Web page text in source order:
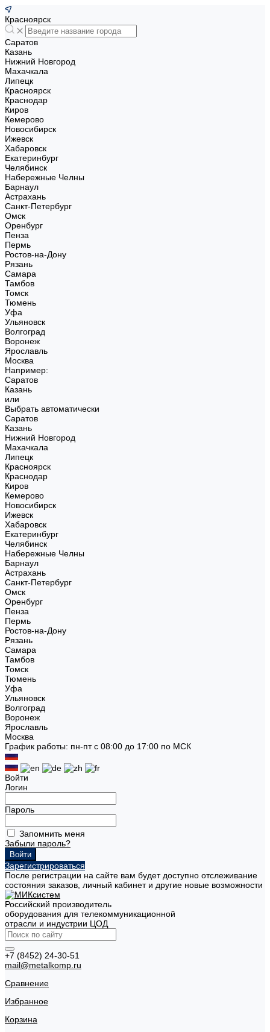
Красноярск
Саратов
Казань
Нижний Новгород
Махачкала
Липецк
Красноярск
Краснодар
Киров
Кемерово
Новосибирск
Ижевск
Хабаровск
Екатеринбург
Челябинск
Набережные Челны
Барнаул
Астрахань
Санкт-Петербург
Омск
Оренбург
Пенза
Пермь
Ростов-на-Дону
Рязань
Самара
Тамбов
Томск
Тюмень
Уфа
Ульяновск
Волгоград
Воронеж
Ярославль
Москва
Например:
Саратов
Казань
или
Выбрать автоматически
Саратов
Казань
Нижний Новгород
Махачкала
Липецк
Красноярск
Краснодар
Киров
Кемерово
Новосибирск
Ижевск
Хабаровск
Екатеринбург
Челябинск
Набережные Челны
Барнаул
Астрахань
Санкт-Петербург
Омск
Оренбург
Пенза
Пермь
Ростов-на-Дону
Рязань
Самара
Тамбов
Томск
Тюмень
Уфа
Ульяновск
Волгоград
Воронеж
Ярославль
Москва
График работы: пн-пт с 08:00 до 17:00 по МСК
Войти
Логин
Пароль
Запомнить меня
Забыли пароль?
Зарегистрироваться
После регистрации на сайте вам будет доступно отслеживание
состояния заказов, личный кабинет и другие новые возможности
Российский производитель
оборудования для телекоммуникационной
отрасли и индустрии ЦОД
+7 (8452) 24-30-51
mail@metalkomp.ru
Сравнение
Избранное
Корзина